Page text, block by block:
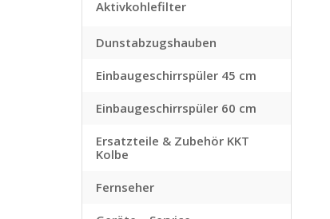
Aktivkohlefilter
Dunstabzugshauben
Einbaugeschirrspüler 45 cm
Einbaugeschirrspüler 60 cm
Ersatzteile & Zubehör KKT
Kolbe
Fernseher